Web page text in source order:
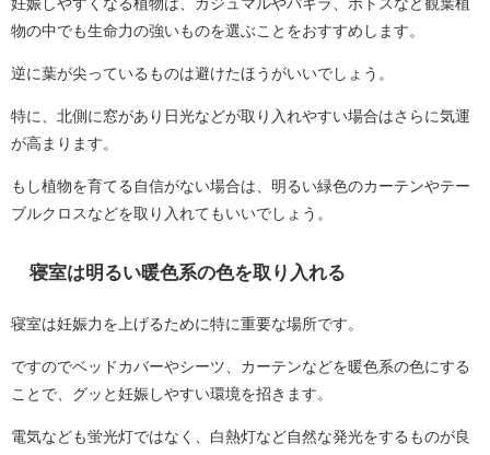
物の中でも生命力の強いものを選ぶことをおすすめします。
逆に葉が尖っているものは避けたほうがいいでしょう。
特に、北側に窓があり日光などが取り入れやすい場合はさらに気運
が高まります。
もし植物を育てる自信がない場合は、明るい緑色のカーテンやテー
ブルクロスなどを取り入れてもいいでしょう。
寝室は明るい暖色系の色を取り入れる
寝室は妊娠力を上げるために特に重要な場所です。
ですのでベッドカバーやシーツ、カーテンなどを暖色系の色にする
ことで、グッと妊娠しやすい環境を招きます。
電気なども蛍光灯ではなく、白熱灯など自然な発光をするものが良